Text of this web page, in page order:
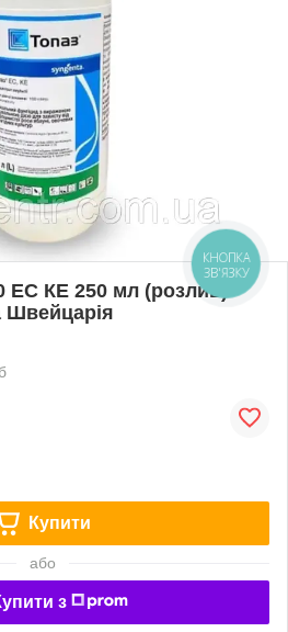
ЕС КЕ 250 мл (розлив)
Швейцарія
Купити
або
з
КНОПКА
ЗВ'ЯЗКУ